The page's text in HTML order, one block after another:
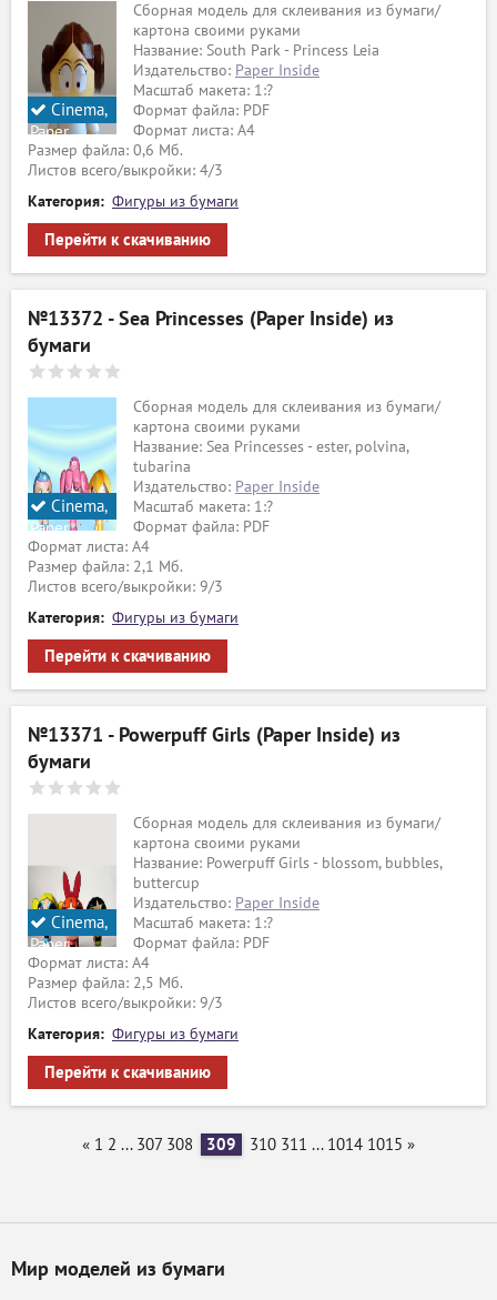
Cinema,
Paper
Inside
Сборная модель для склеивания из бумаги/
картона своими руками
Название: South Park - Princess Leia
Издательство: Paper Inside
Масштаб макета: 1:?
Формат файла: PDF
Формат листа: А4
Размер файла: 0,6 Мб.
Листов всего/выкройки: 4/3
Категория: Фигуры из бумаги
Перейти к скачиванию
№13372 - Sea Princesses (Paper Inside) из
бумаги
Cinema,
Paper
Inside
Сборная модель для склеивания из бумаги/
картона своими руками
Название: Sea Princesses - ester, polvina,
tubarina
Издательство: Paper Inside
Масштаб макета: 1:?
Формат файла: PDF
Формат листа: А4
Размер файла: 2,1 Мб.
Листов всего/выкройки: 9/3
Категория: Фигуры из бумаги
Перейти к скачиванию
№13371 - Powerpuff Girls (Paper Inside) из
бумаги
Cinema,
Paper
Inside
Сборная модель для склеивания из бумаги/
картона своими руками
Название: Powerpuff Girls - blossom, bubbles,
buttercup
Издательство: Paper Inside
Масштаб макета: 1:?
Формат файла: PDF
Формат листа: А4
Размер файла: 2,5 Мб.
Листов всего/выкройки: 9/3
Категория: Фигуры из бумаги
Перейти к скачиванию
« 1 2 ... 307 308 309 310 311 ... 1014 1015 »
Мир моделей из бумаги